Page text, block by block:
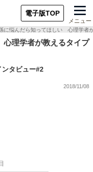
電子版TOP
メニュー
に悩んだら知ってほしい 心理学者
理学者が教えるタイプ
タビュー#2
2018/11/08